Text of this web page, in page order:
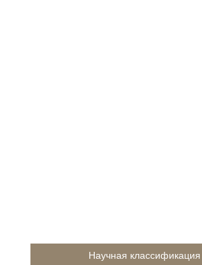
Научная классификация